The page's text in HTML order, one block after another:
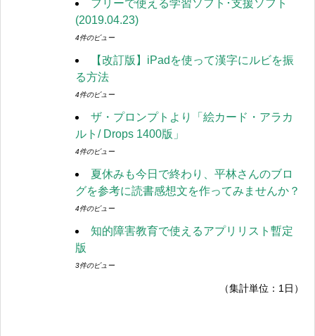
フリーで使える学習ソフト･支援ソフト
(2019.04.23)
4件のビュー
【改訂版】iPadを使って漢字にルビを振
る方法
4件のビュー
ザ・プロンプトより「絵カード・アラカ
ルト/ Drops 1400版」
4件のビュー
夏休みも今日で終わり、平林さんのブロ
グを参考に読書感想文を作ってみませんか？
4件のビュー
知的障害教育で使えるアプリリスト暫定
版
3件のビュー
（集計単位：1日）